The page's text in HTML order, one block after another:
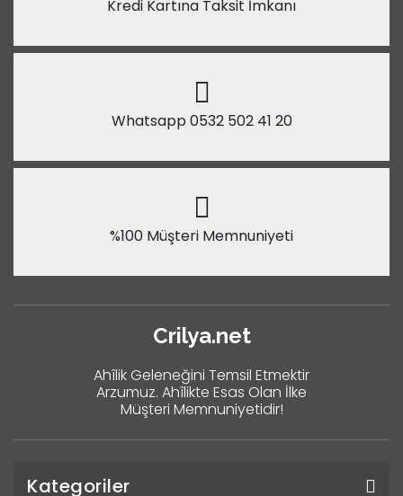
Kredi Kartına Taksit İmkanı
Whatsapp 0532 502 41 20
%100 Müşteri Memnuniyeti
Crilya.net
Ahîlik Geleneğini Temsil Etmektir
Arzumuz. Ahîlikte Esas Olan İlke
Müşteri Memnuniyetidir!
Kategoriler